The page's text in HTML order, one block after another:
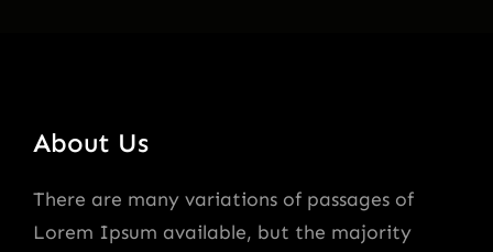
About Us
There are many variations of passages of
Lorem Ipsum available, but the majority